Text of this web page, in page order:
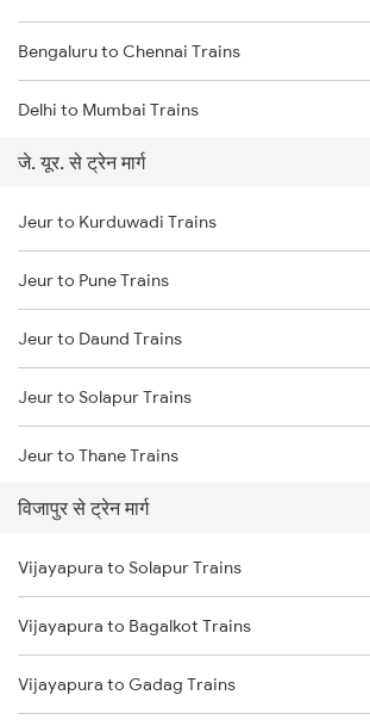
Bengaluru to Chennai Trains
Delhi to Mumbai Trains
Mumbai to Pune Trains
Delhi to Jammu Trains
Mumbai to Delhi Trains
Mumbai to Goa Trains
Chennai to Coimbatore Trains
जे. यूर. से ट्रेन मार्ग
Jeur to Kurduwadi Trains
Jeur to Pune Trains
Jeur to Daund Trains
Jeur to Solapur Trains
Jeur to Thane Trains
Jeur to Akola Trains
विजापुर से ट्रेन मार्ग
Vijayapura to Solapur Trains
Vijayapura to Bagalkot Trains
Vijayapura to Gadag Trains